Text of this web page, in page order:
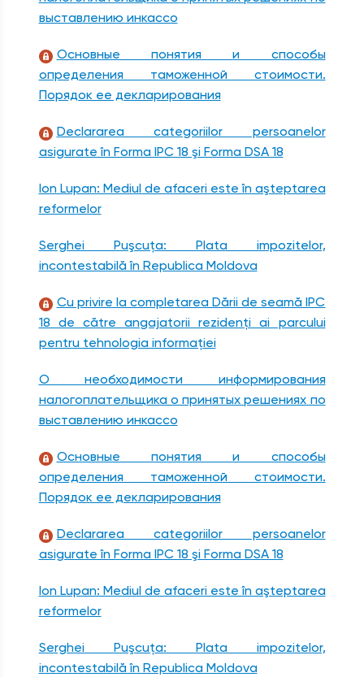
выставлению инкассо
Основные понятия и способы
определения таможенной стоимости.
Порядок ее декларирования
Declararea categoriilor persoanelor
asigurate în Forma IPC 18 şi Forma DSA 18
Ion Lupan: Mediul de afaceri este în aşteptarea
reformelor
Serghei Puşcuţa: Plata impozitelor,
incontestabilă în Republica Moldova
Cu privire la completarea Dării de seamă IPC
18 de către angajatorii rezidenţi ai parcului
pentru tehnologia informaţiei
О необходимости информирования
налогоплательщика о принятых решениях по
выставлению инкассо
Основные понятия и способы
определения таможенной стоимости.
Порядок ее декларирования
Declararea categoriilor persoanelor
asigurate în Forma IPC 18 şi Forma DSA 18
Ion Lupan: Mediul de afaceri este în aşteptarea
reformelor
Serghei Puşcuţa: Plata impozitelor,
incontestabilă în Republica Moldova